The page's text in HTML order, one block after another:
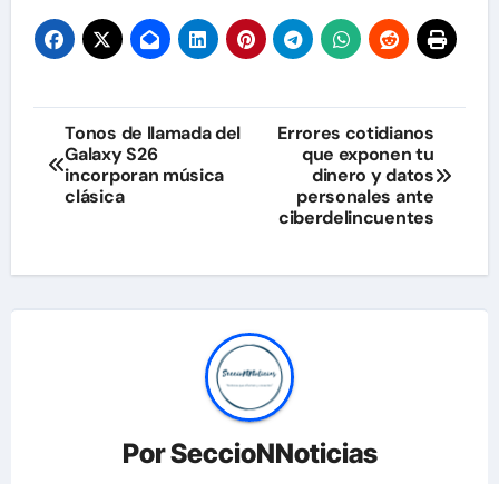
Navegación
de
Tonos de llamada del
Galaxy S26
incorporan música
clásica
Errores cotidianos
que exponen tu
dinero y datos
personales ante
ciberdelincuentes
PorSeccioNNoticias